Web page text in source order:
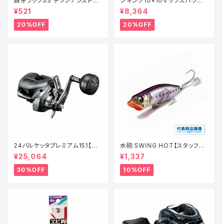
【特価仕掛】【20】
¥521
20%OFF
PEX9 300m 2号【特価仕掛】
【20】
¥8,364
20%OFF
24バルケッタプレミアム151【特
価リール】【30】
¥25,064
30%OFF
水砲 SWING HOT【スタッフ永
徳夏のチニングオススメルアー】
¥1,337
10%OFF